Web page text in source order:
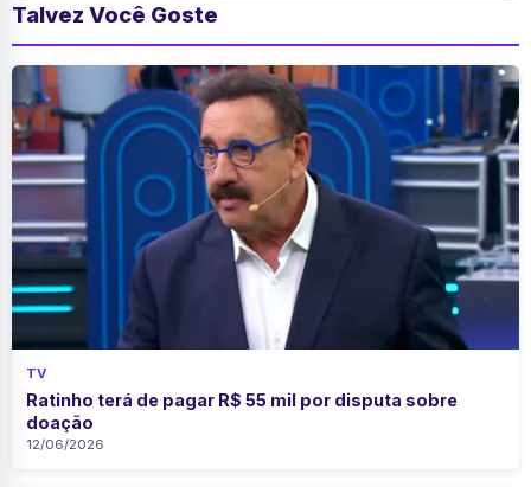
Talvez Você Goste
TV
Ratinho terá de pagar R$ 55 mil por disputa sobre
doação
12/06/2026